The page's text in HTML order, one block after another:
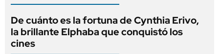
De cuánto es la fortuna de Cynthia Erivo,
la brillante Elphaba que conquistó los
cines